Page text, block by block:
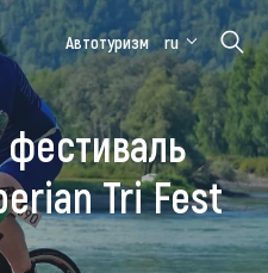
Медицинский
форум
Алтайская
зимовка
Автотуризм ru
Tri Fest